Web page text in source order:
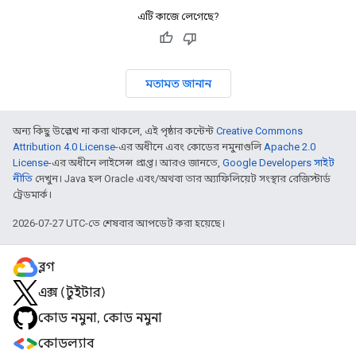
এটি কাজে লেগেছে?
মতামত জানান
অন্য কিছু উল্লেখ না করা থাকলে, এই পৃষ্ঠার কন্টেন্ট Creative Commons
Attribution 4.0 License-এর অধীনে এবং কোডের নমুনাগুলিApache 2.0
License-এর অধীনে লাইসেন্স প্রাপ্ত। আরও জানতে, Google Developers সাইট
নীতি দেখুন। Java হল Oracle এবং/অথবা তার অ্যাফিলিয়েট সংস্থার রেজিস্টার্ড
ট্রেডমার্ক।
2026-07-27 UTC-তে শেষবার আপডেট করা হয়েছে।
ব্লগ
এক্স (টুইটার)
কোড নমুনা, কোড নমুনা
কোডল্যাব